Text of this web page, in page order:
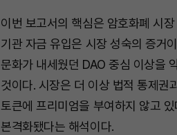
이번 보고서의 핵심은 암호화폐 시
기관 자금 유입은 시장 성숙의 증거
문화가 내세웠던 DAO 중심 이상을
것이다. 시장은 더 이상 법적 통제권
토큰에 프리미엄을 부여하지 않고 있
본격화됐다는 해석이다.